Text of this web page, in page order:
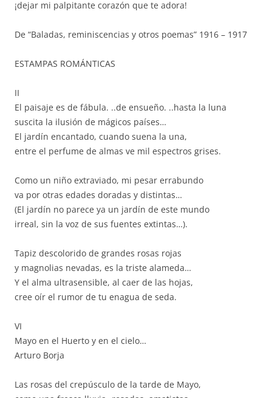
¡dejar mi palpitante corazón que te adora!
De “Baladas, reminiscencias y otros poemas” 1916 – 1917
ESTAMPAS ROMÁNTICAS
II
El paisaje es de fábula. ..de ensueño. ..hasta la luna
suscita la ilusión de mágicos países…
El jardín encantado, cuando suena la una,
entre el perfume de almas ve mil espectros grises.
Como un niño extraviado, mi pesar errabundo
va por otras edades doradas y distintas…
(El jardín no parece ya un jardín de este mundo
irreal, sin la voz de sus fuentes extintas…).
Tapiz descolorido de grandes rosas rojas
y magnolias nevadas, es la triste alameda…
Y el alma ultrasensible, al caer de las hojas,
cree oír el rumor de tu enagua de seda.
VI
Mayo en el Huerto y en el cielo…
Arturo Borja
Las rosas del crepúsculo de la tarde de Mayo,